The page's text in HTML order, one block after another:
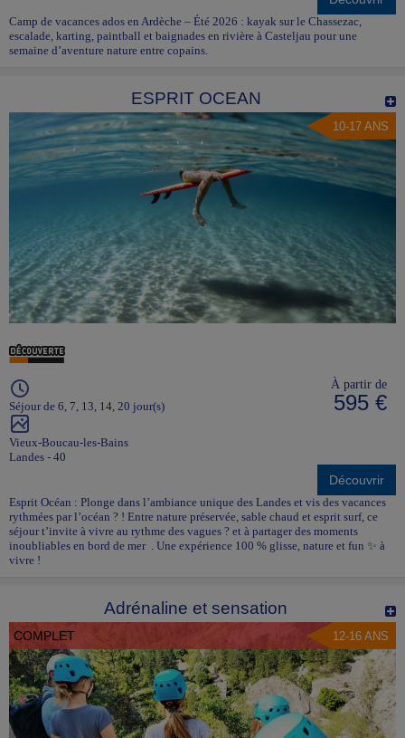
Camp de vacances ados en Ardèche – Été 2026 : kayak sur le Chassezac,
escalade, karting, paintball et baignades en rivière à Casteljau pour une
semaine d’aventure nature entre copains.
ESPRIT OCEAN
10-17 ANS
Séjour de 6, 7, 13, 14, 20 jour(s)
Vieux-Boucau-les-Bains
Landes - 40
À partir de
595 €
Découvrir
Esprit Océan : Plonge dans l’ambiance unique des Landes et vis des vacances
rythmées par l’océan ? ! Entre nature préservée, sable chaud et esprit surf, ce
séjour t’invite à vivre au rythme des vagues ? et à partager des moments
inoubliables en bord de mer . Une expérience 100 % glisse, nature et fun ✨ à
vivre !
Adrénaline et sensation
COMPLET 12-16 ANS